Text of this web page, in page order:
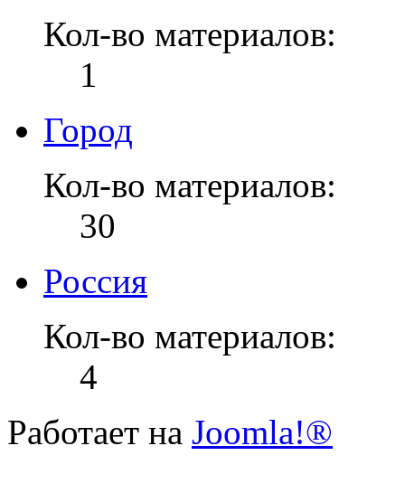
Кол-во материалов:
1
Город
Кол-во материалов:
30
Россия
Кол-во материалов:
4
Работает на Joomla!®